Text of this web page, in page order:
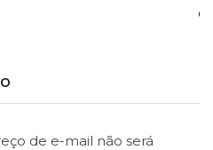
de e-mail não será